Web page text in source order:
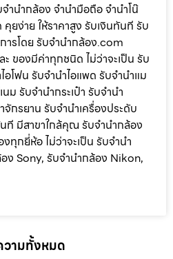
านํากล้อง จำนำมือถือ จำนำโน๊
ยง่าย ให้ราคาสูง รับเงินทันที รับ
ารโดย รับจํานํากล้อง.com
ของมีค่าทุกชนิด ไม่ว่าจะเป็น รับ
โฟน รับจํานําไอแพด รับจํานําแม
รับจํานํากระเป๋า รับจํานํา
กรยาน รับจํานําเครื่องประดับ
ที มีสาขาใกล้คุณ รับจำนำกล้อง
ทุกยี่ห้อ ไม่ว่าจะเป็น รับจำนำ
ง Sony, รับจำนำกล้อง Nikon,
ามทั้งหมด